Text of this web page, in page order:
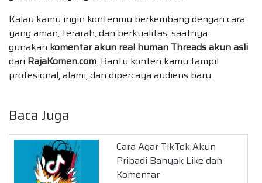
Kalau kamu ingin kontenmu berkembang dengan cara
yang aman, terarah, dan berkualitas, saatnya
gunakan komentar akun real human Threads akun asli
dari RajaKomen.com. Bantu konten kamu tampil
profesional, alami, dan dipercaya audiens baru.
Baca Juga
Cara Agar TikTok Akun
Pribadi Banyak Like dan
Komentar